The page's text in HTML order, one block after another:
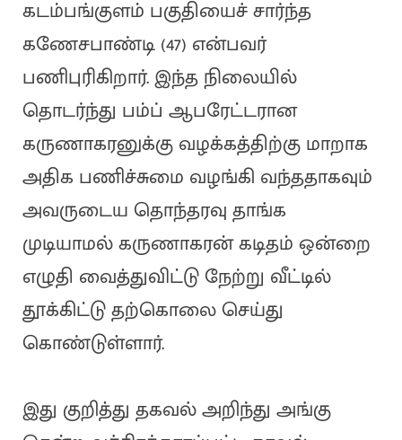
கடம்பங்குளம் பகுதியைச் சார்ந்த
கணேசபாண்டி (47) என்பவர்
பணிபுரிகிறார். இந்த நிலையில்
தொடர்ந்து பம்ப் ஆபரேட்டரான
கருணாகரனுக்கு வழக்கத்திற்கு மாறாக
அதிக பணிச்சுமை வழங்கி வந்ததாகவும்
அவருடைய தொந்தரவு தாங்க
முடியாமல் கருணாகரன் கடிதம் ஒன்றை
எழுதி வைத்துவிட்டு நேற்று வீட்டில்
தூக்கிட்டு தற்கொலை செய்து
கொண்டுள்ளார்.
இது குறித்து தகவல் அறிந்து அங்கு